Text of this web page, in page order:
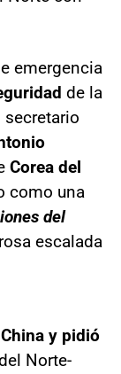
emergencia
de la
secretario
Corea del
como una
del
escalada
China y pidió
Norte-